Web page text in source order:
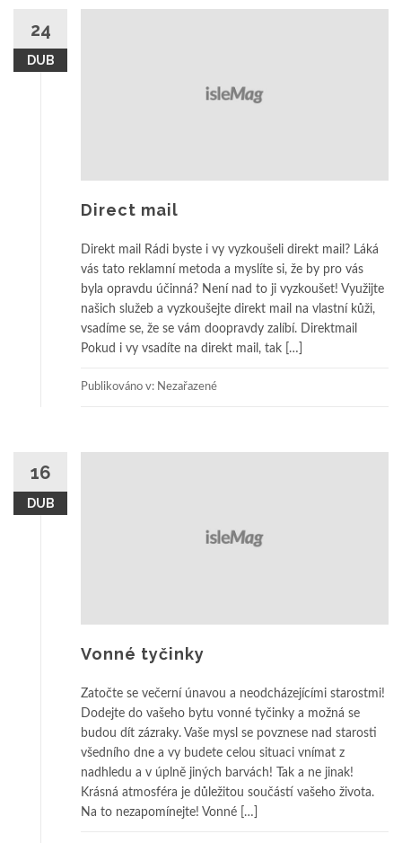
24
DUB
Direct mail
Direkt mail Rádi byste i vy vyzkoušeli direkt mail? Láká
vás tato reklamní metoda a myslíte si, že by pro vás
byla opravdu účinná? Není nad to ji vyzkoušet! Využijte
našich služeb a vyzkoušejte direkt mail na vlastní kůži,
vsadíme se, že se vám doopravdy zalíbí. Direktmail
Pokud i vy vsadíte na direkt mail, tak […]
Publikováno v: Nezařazené
16
DUB
Vonné tyčinky
Zatočte se večerní únavou a neodcházejícími starostmi!
Dodejte do vašeho bytu vonné tyčinky a možná se
budou dít zázraky. Vaše mysl se povznese nad starosti
všedního dne a vy budete celou situaci vnímat z
nadhledu a v úplně jiných barvách! Tak a ne jinak!
Krásná atmosféra je důležitou součástí vašeho života.
Na to nezapomínejte! Vonné […]